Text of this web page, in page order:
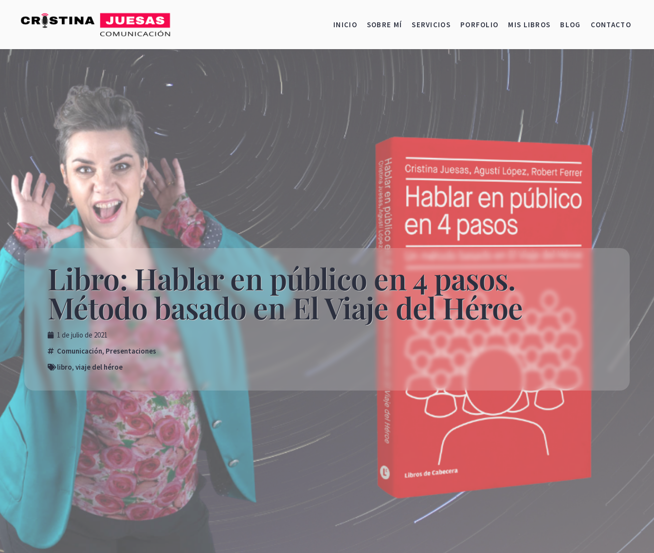
INICIO SOBRE MÍ SERVICIOS PORFOLIO MIS LIBROS BLOG CONTACTO
Libro: Hablar en público en 4 pasos.
Método basado en El Viaje del Héroe
1 de julio de 2021
Comunicación, Presentaciones
libro, viaje del héroe